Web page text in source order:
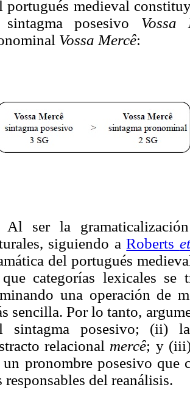
portugués medieval
posesivo Vossa
Vossa Mercê:
Al ser la
siguiendo aRoberts
del portugués
categorías lexicales se
una operación de
sencilla. Por lo tanto,
sintagma posesivo; (ii)
relacional mercê; y (iii)
un pronombre posesivo que
responsables del reanálisis.